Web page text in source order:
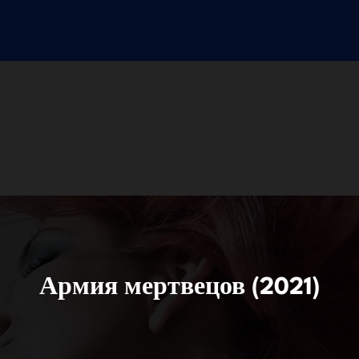
Армия мертвецов (2021)